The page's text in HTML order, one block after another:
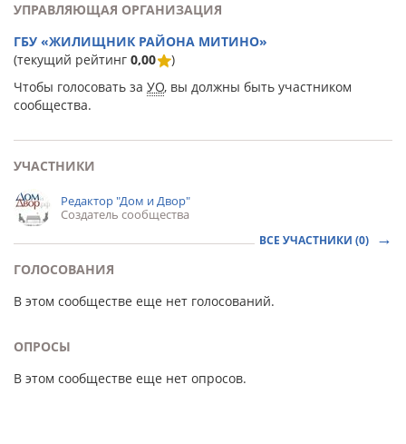
УПРАВЛЯЮЩАЯ ОРГАНИЗАЦИЯ
ГБУ «ЖИЛИЩНИК РАЙОНА МИТИНО»
(текущий рейтинг 0,00
)
Чтобы голосовать за УО, вы должны быть участником
сообщества.
УЧАСТНИКИ
Редактор "Дом и Двор"
Создатель сообщества
ВСЕ УЧАСТНИКИ (0)
ГОЛОСОВАНИЯ
В этом сообществе еще нет голосований.
ОПРОСЫ
В этом сообществе еще нет опросов.